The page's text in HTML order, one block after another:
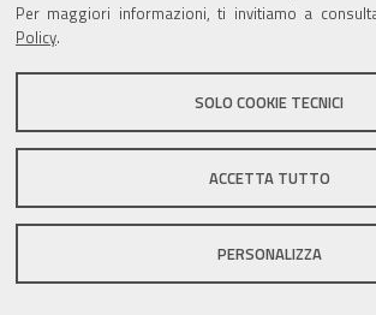
Per maggiori informazioni, ti invitiamo a
Policy.
SOLO COOKIE TECNICI
ACCETTA TUTTO
PERSONALIZZA
Sito istituzionale Comune di Zola
DPO|Accessibilità